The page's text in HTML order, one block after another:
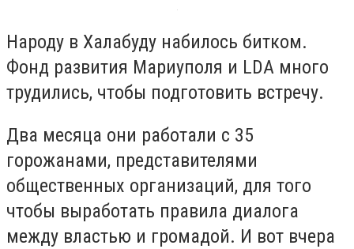
Народу в Халабуду набилось битком.
Фонд развития Мариуполя и LDA много
трудились, чтобы подготовить встречу.
Два месяца они работали с 35
горожанами, представителями
общественных организаций, для того
чтобы выработать правила диалога
между властью и громадой. И вот вчера